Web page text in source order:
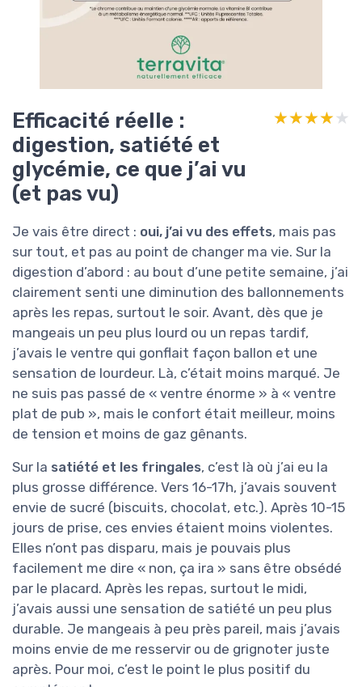
Efficacité réelle :
digestion, satiété et
glycémie, ce que j’ai vu
(et pas vu)
★★★★★
★★★★★
Je vais être direct : oui, j’ai vu des effets, mais pas
sur tout, et pas au point de changer ma vie. Sur la
digestion d’abord : au bout d’une petite semaine, j’ai
clairement senti une diminution des ballonnements
après les repas, surtout le soir. Avant, dès que je
mangeais un peu plus lourd ou un repas tardif,
j’avais le ventre qui gonflait façon ballon et une
sensation de lourdeur. Là, c’était moins marqué. Je
ne suis pas passé de « ventre énorme » à « ventre
plat de pub », mais le confort était meilleur, moins
de tension et moins de gaz gênants.
Sur la satiété et les fringales, c’est là où j’ai eu la
plus grosse différence. Vers 16-17h, j’avais souvent
envie de sucré (biscuits, chocolat, etc.). Après 10-15
jours de prise, ces envies étaient moins violentes.
Elles n’ont pas disparu, mais je pouvais plus
facilement me dire « non, ça ira » sans être obsédé
par le placard. Après les repas, surtout le midi,
j’avais aussi une sensation de satiété un peu plus
durable. Je mangeais à peu près pareil, mais j’avais
moins envie de me resservir ou de grignoter juste
après. Pour moi, c’est le point le plus positif du